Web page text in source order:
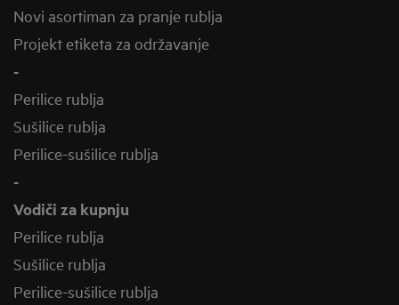
Novi asortiman za pranje rublja
Projekt etiketa za održavanje
-
Perilice rublja
Sušilice rublja
Perilice-sušilice rublja
-
Vodiči za kupnju
Perilice rublja
Sušilice rublja
Perilice-sušilice rublja